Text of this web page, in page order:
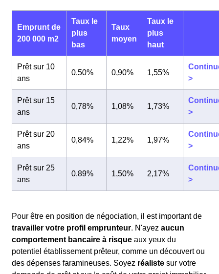
Emprunt de
200 000 m2
Taux le
plus
bas
Taux
moyen
Taux le
plus
haut
Prêt sur 10
ans
0,50% 0,90% 1,55%
>
Prêt sur 15
ans
0,78% 1,08% 1,73%
>
Prêt sur 20
ans
0,84% 1,22% 1,97%
>
Prêt sur 25
ans
0,89% 1,50% 2,17%
>
Pour être en position de négociation, il est important de
travailler votre profil emprunteur. N'ayez aucun
comportement bancaire à risque aux yeux du
potentiel établissement prêteur, comme un découvert ou
des dépenses faramineuses. Soyez réaliste sur votre